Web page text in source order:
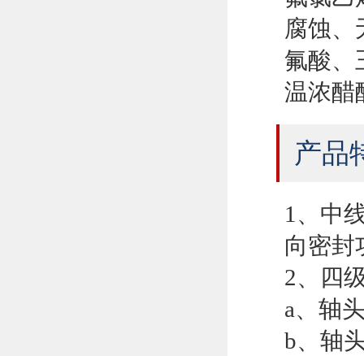
腐蚀、
氟酸、
温浓醋
产品
1、中
向密封
2、四
a、轴
b、轴